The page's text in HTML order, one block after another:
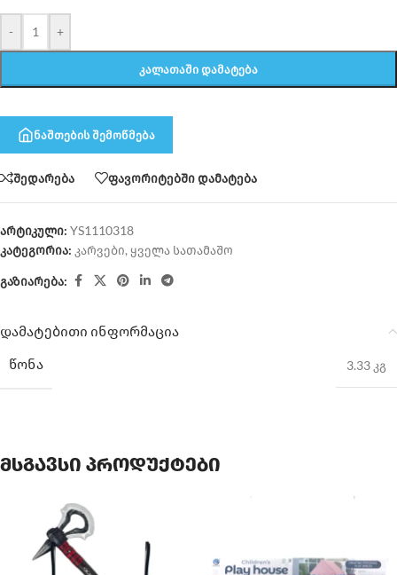
- +
ᲙᲐᲚᲐᲗᲐᲨᲘ ᲓᲐᲛᲐᲢᲔᲑᲐ
ნაშთების შემოწმება
შედარება ფავორიტებში დამატება
არტიკული: YS1110318
კატეგორია: კარვები, ყველა სათამაშო
გაზიარება:
დამატებითი ინფორმაცია
ᲬᲝᲜᲐ
3.33 კგ
მსგავსი პროდუქტები